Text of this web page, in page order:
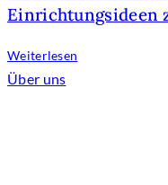
Einrichtungsideen
Weiterlesen
Über uns